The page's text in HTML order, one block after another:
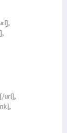
url],